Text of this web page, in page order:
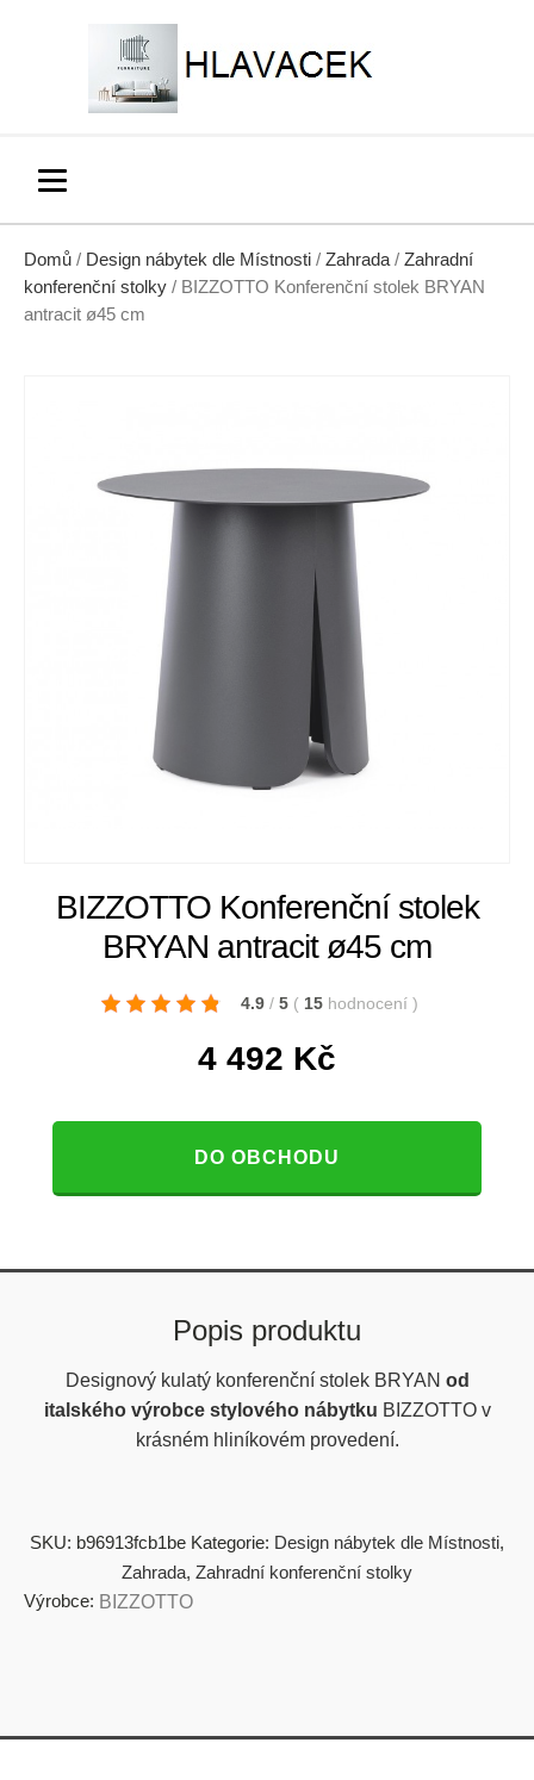
Domů / Design nábytek dle Místnosti / Zahrada / Zahradní
konferenční stolky / BIZZOTTO Konferenční stolek BRYAN
antracit ø45 cm
BIZZOTTO Konferenční stolek
BRYAN antracit ø45 cm
4.9 / 5 ( 15 hodnocení )
4 492 Kč
DO OBCHODU
Popis produktu
Designový kulatý konferenční stolek BRYAN od
italského výrobce stylového nábytku BIZZOTTO v
krásném hliníkovém provedení.
SKU: b96913fcb1be Kategorie: Design nábytek dle Místnosti,
Zahrada, Zahradní konferenční stolky
Výrobce: BIZZOTTO